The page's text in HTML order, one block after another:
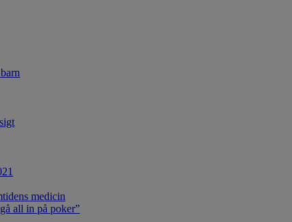
medicin
all in på poker”